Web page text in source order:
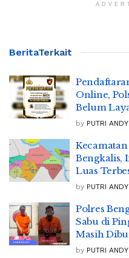
BeritaTerkait
Online,
Belum
by PUTRI ANDY
Bengkalis,
Luas
by PUTRI ANDY
Polres
Sabu di
Masih
by PUTRI ANDY